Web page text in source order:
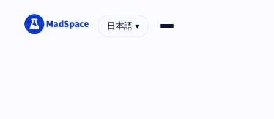
日本語 ▾